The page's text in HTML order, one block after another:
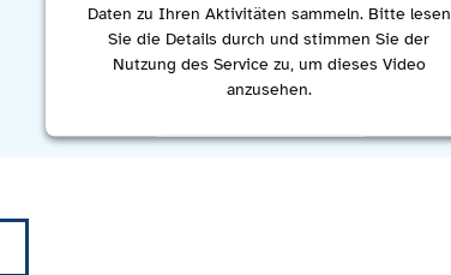
Daten zu Ihren Aktivitäten sammeln. Bitte lesen
Sie die Details durch und stimmen Sie der
Nutzung des Service zu, um dieses Video
anzusehen.